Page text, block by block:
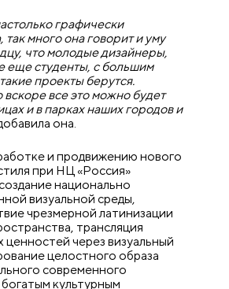
графически
так много она говорит и уму
что молодые дизайнеры,
еще студенты, с большим
проекты берутся.
вскоре все это можно будет
и в парках наших городов и
она.
и продвижению нового
при НЦ «Россия»
национально
визуальной среды,
чрезмерной латинизации
трансляция
ценностей через визуальный
целостного образа
современного
богатым культурным